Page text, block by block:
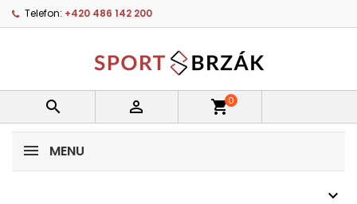
Telefon: +420 486 142 200
  shopping_cart0
MENU